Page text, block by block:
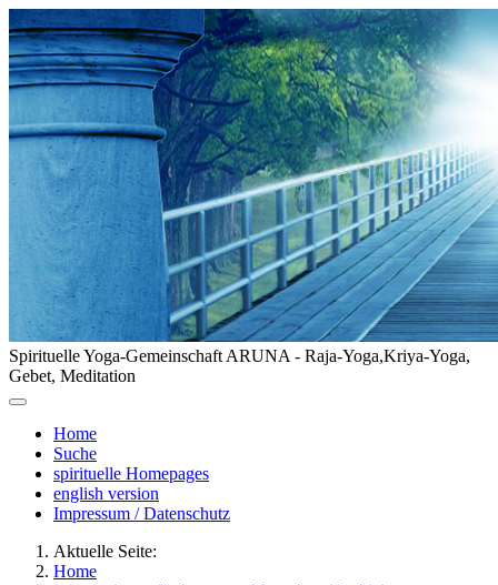
Spirituelle Yoga-Gemeinschaft ARUNA - Raja-Yoga,Kriya-Yoga,
Gebet, Meditation
Home
Suche
spirituelle Homepages
english version
Impressum / Datenschutz
Aktuelle Seite:
Home